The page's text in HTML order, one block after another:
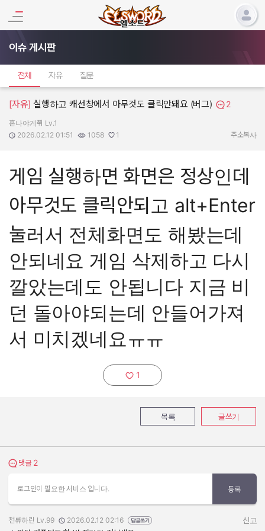
이슈 게시판
전체 자유 질문
[자유] 실행하고 캐선창에서 아무것도 클릭안돼요 (버그) 2
작성자:
혼나야게쮜 Lv.1
작성일:
2026.02.12 01:51
조회수:
1058
추천수:
1 주소복사
게임 실행하면 화면은 정상인데
아무것도 클릭안되고 alt+Enter
눌러서 전체화면도 해봤는데
안되네요 게임 삭제하고 다시
깔았는데도 안됩니다 지금 비
던 돌아야되는데 안들어가져
서 미치겠네요ㅠㅠ
추천하기:
1
목록 글쓰기
댓글 보기
댓글 2
로그인이 필요한 서비스 입니다. 등록
작성자:
천류하린 Lv.99
작성일:
2026.02.12 02:16
신고